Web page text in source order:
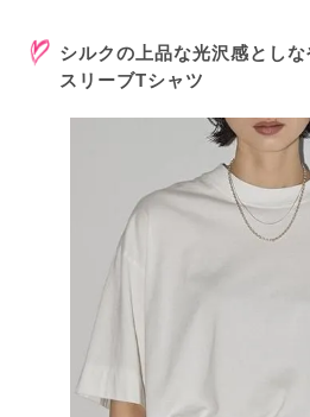
シルクの上品な光沢感とし
スリーブTシャツ